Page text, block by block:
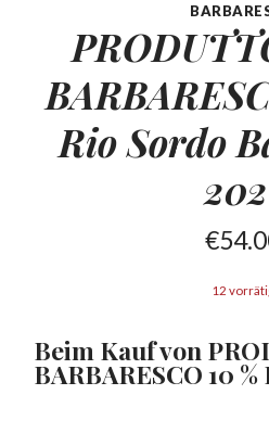
Rio Sordo
€
12
Beim Kauf von
BARBARESCO 10